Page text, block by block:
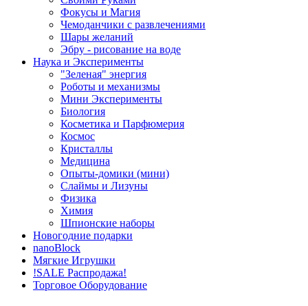
Фокусы и Магия
Чемоданчики с развлечениями
Шары желаний
Эбру - рисование на воде
Наука и Эксперименты
"Зеленая" энергия
Роботы и механизмы
Мини Эксперименты
Биология
Косметика и Парфюмерия
Космос
Кристаллы
Медицина
Опыты-домики (мини)
Слаймы и Лизуны
Физика
Химия
Шпионские наборы
Новогодние подарки
nanoBlock
Мягкие Игрушки
!SALE Распродажа!
Торговое Оборудование